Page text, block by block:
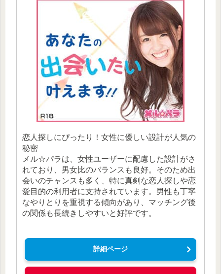
恋人探しにぴったり！女性に優しい設計が人気の
秘密
メル☆パラは、女性ユーザーに配慮した設計がさ
れており、男女比のバランスも良好。そのため出
会いのチャンスも多く、特に真剣な恋人探しや恋
愛目的の利用者に支持されています。男性も丁寧
なやりとりを重視する傾向があり、マッチング後
の関係も長続きしやすいと好評です。
詳細ページ